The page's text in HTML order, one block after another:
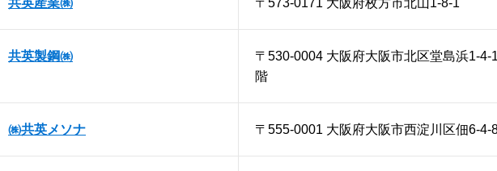
共英産業㈱ 〒573-0171 大阪府枚方市北山1-8-1
共英製鋼㈱
〒530-0004 大阪府大阪市北区堂島浜1-4-
階
㈱共英メソナ 〒555-0001 大阪府大阪市西淀川区佃6-4-